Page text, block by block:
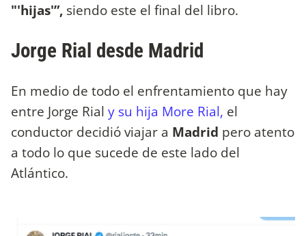
"'hijas'”, siendo este el final del libro.
Jorge Rial desde Madrid
En medio de todo el enfrentamiento que hay
entre Jorge Rial y su hija More Rial, el
conductor decidió viajar a Madrid pero atento
a todo lo que sucede de este lado del
Atlántico.